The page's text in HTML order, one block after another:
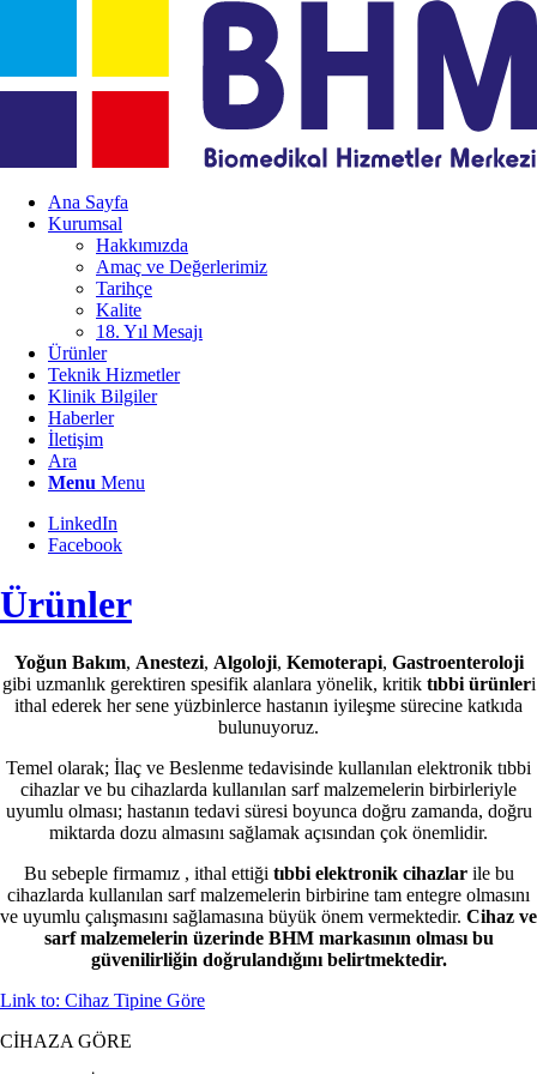
Ana Sayfa
Kurumsal
Hakkımızda
Amaç ve Değerlerimiz
Tarihçe
Kalite
18. Yıl Mesajı
Ürünler
Teknik Hizmetler
Klinik Bilgiler
Haberler
İletişim
Ara
Menu Menu
LinkedIn
Facebook
Ürünler
Yoğun Bakım, Anestezi, Algoloji, Kemoterapi, Gastroenteroloji
gibi uzmanlık gerektiren spesifik alanlara yönelik, kritik tıbbi ürünleri
ithal ederek her sene yüzbinlerce hastanın iyileşme sürecine katkıda
bulunuyoruz.
Temel olarak; İlaç ve Beslenme tedavisinde kullanılan elektronik tıbbi
cihazlar ve bu cihazlarda kullanılan sarf malzemelerin birbirleriyle
uyumlu olması; hastanın tedavi süresi boyunca doğru zamanda, doğru
miktarda dozu almasını sağlamak açısından çok önemlidir.
Bu sebeple firmamız , ithal ettiği tıbbi elektronik cihazlarile bu
cihazlarda kullanılan sarf malzemelerin birbirine tam entegre olmasını
ve uyumlu çalışmasını sağlamasına büyük önem vermektedir. Cihaz ve
sarf malzemelerin üzerinde BHM markasının olması bu
güvenilirliğin doğrulandığını belirtmektedir.
Link to: Cihaz Tipine Göre
CİHAZA GÖRE